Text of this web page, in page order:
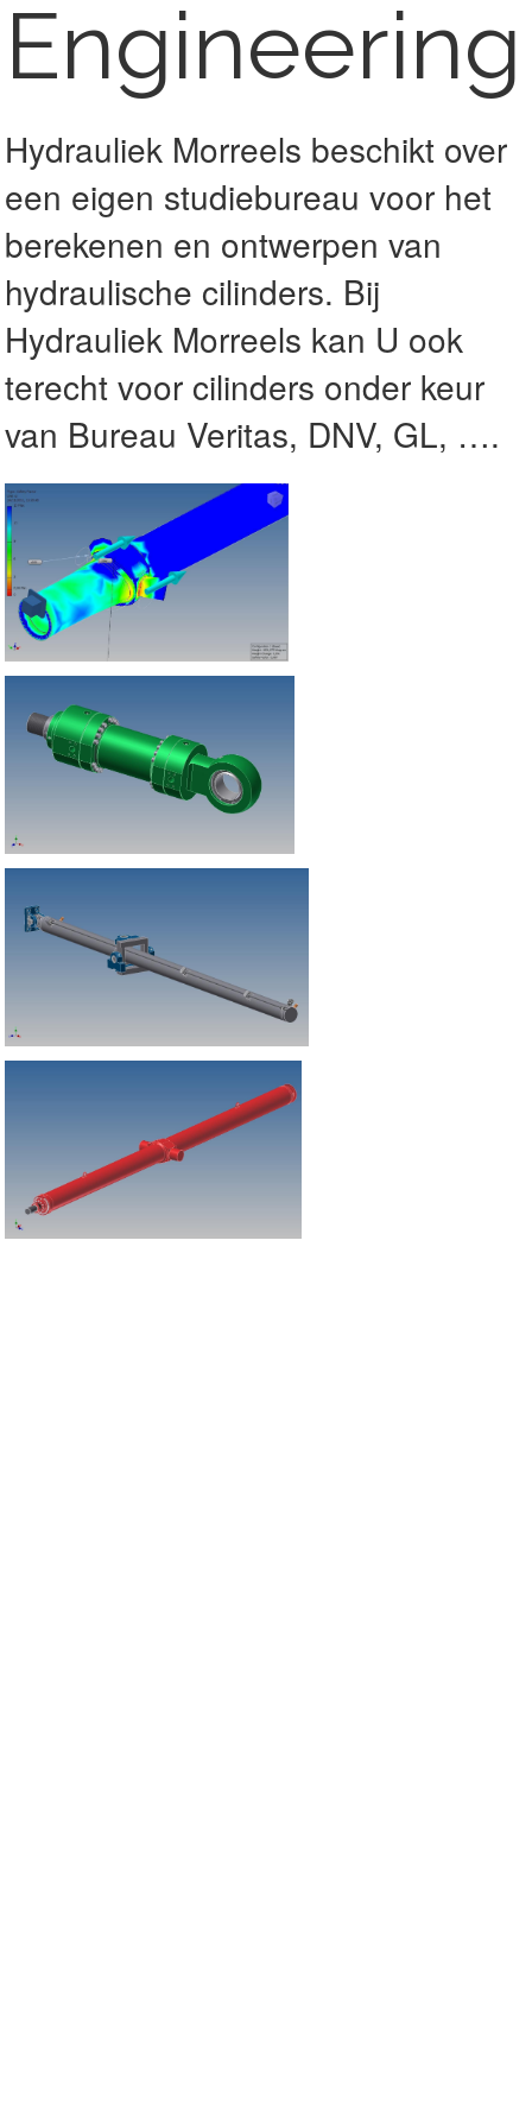
Engineering
Hydrauliek Morreels beschikt over
een eigen studiebureau voor het
berekenen en ontwerpen van
hydraulische cilinders. Bij
Hydrauliek Morreels kan U ook
terecht voor cilinders onder keur
van Bureau Veritas, DNV, GL, ….